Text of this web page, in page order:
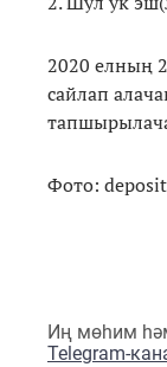
2020 елның
сайлап
Фото:
Иң мөһим
Telegram-